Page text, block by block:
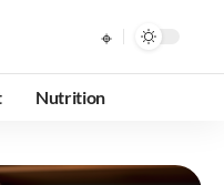
Nutrition